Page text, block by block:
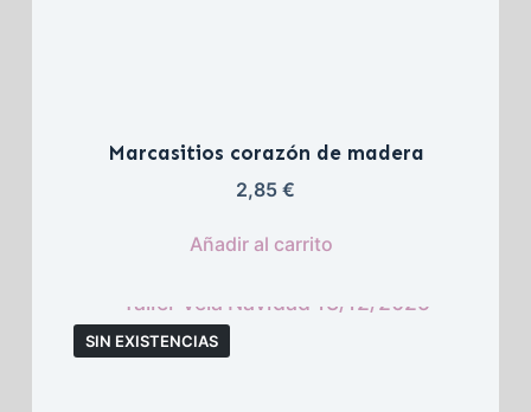
Marcasitios corazón de madera
2,85 €
Añadir al carrito
SIN EXISTENCIAS